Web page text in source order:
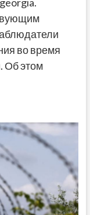
во время
Об этом